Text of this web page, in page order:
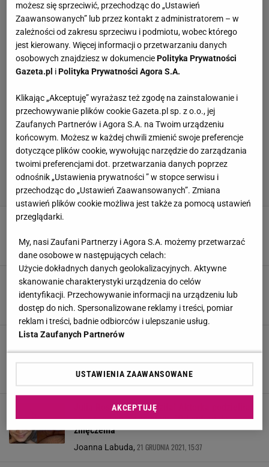
Wojciech Zając,7 MARCA 2024, 10:18
Julia Rosnowska miała nietypowy poród. Na
miejscu pojawiła się policja
Marcin Wolniak,27 LUTEGO 2024, 12:50
Kilka lat temu zagrała "Julię". Zniknęła z
mediów, ale nie z Instagrama. Dziś ma dwójkę
dzieci i zupełnie inną fryzurę
Anna Wójtowicz,4 MAJA 2023, 13:39
Julia Rosnowska urodziła! Aktorka podzieliła
się szczerym wyznaniem. "Od euforii do
zmęczenia"
Joanna Labuda, 21 GRUDNIA 2021, 15:37
możesz się sprzeciwić, przechodząc do „Ustawień
Zaawansowanych” lub przez kontakt z administratorem – w
zależności od zakresu sprzeciwu i podmiotu, wobec którego
jest kierowany. Więcej informacji o przetwarzaniu danych
osobowych znajdziesz w dokumenciePolityka Prywatności
Gazeta.pl iPolityka Prywatności Agora S.A.
Klikając „Akceptuję” wyrażasz też zgodę na zainstalowanie i
przechowywanie plików cookie Gazeta.pl sp. z o.o., jej
Zaufanych Partnerów i Agora S.A. na Twoim urządzeniu
końcowym. Możesz w każdej chwili zmienić swoje preferencje
dotyczące plików cookie, wywołując narzędzie do zarządzania
twoimi preferencjami dot. przetwarzania danych poprzez
odnośnik „Ustawienia prywatności ” w stopce serwisu i
przechodząc do „Ustawień Zaawansowanych”. Zmiana
ustawień plików cookie możliwa jest także za pomocą ustawień
przeglądarki.
My, nasi Zaufani Partnerzy i Agora S.A. możemy przetwarzać
dane osobowe w następujących celach:
Użycie dokładnych danych geolokalizacyjnych. Aktywne
skanowanie charakterystyki urządzenia do celów
identyfikacji. Przechowywanie informacji na urządzeniu lub
dostęp do nich. Spersonalizowane reklamy i treści, pomiar
reklam i treści, badnie odbiorców i ulepszanie usług.
Lista Zaufanych Partnerów
USTAWIENIA ZAAWANSOWANE
AKCEPTUJĘ